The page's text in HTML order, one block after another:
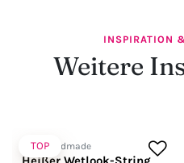
INSPIRATION
Weitere
TOP
Noir Handmade